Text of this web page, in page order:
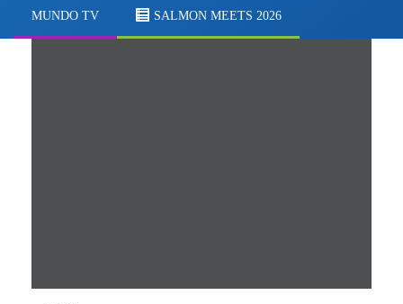
MUNDO TV SALMON MEETS 2026